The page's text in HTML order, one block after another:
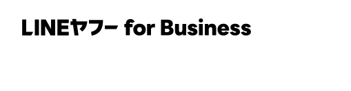
サービス 事例 イベント・セミナー